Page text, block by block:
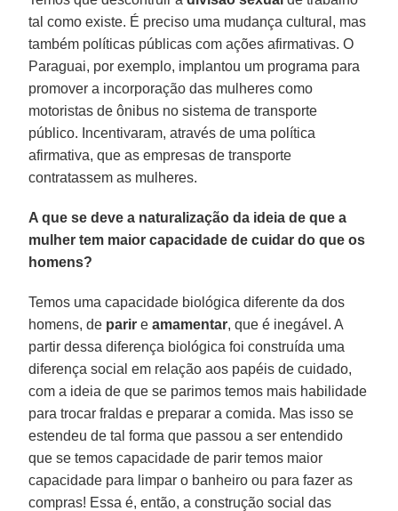
tal como existe. É preciso uma mudança cultural, mas
também políticas públicas com ações afirmativas. O
Paraguai, por exemplo, implantou um programa para
promover a incorporação das mulheres como
motoristas de ônibus no sistema de transporte
público. Incentivaram, através de uma política
afirmativa, que as empresas de transporte
contratassem as mulheres.
A que se deve a naturalização da ideia de que a
mulher tem maior capacidade de cuidar do que os
homens?
Temos uma capacidade biológica diferente da dos
homens, de parir eamamentar, que é inegável. A
partir dessa diferença biológica foi construída uma
diferença social em relação aos papéis de cuidado,
com a ideia de que se parimos temos mais habilidade
para trocar fraldas e preparar a comida. Mas isso se
estendeu de tal forma que passou a ser entendido
que se temos capacidade de parir temos maior
capacidade para limpar o banheiro ou para fazer as
compras! Essa é, então, a construção social das